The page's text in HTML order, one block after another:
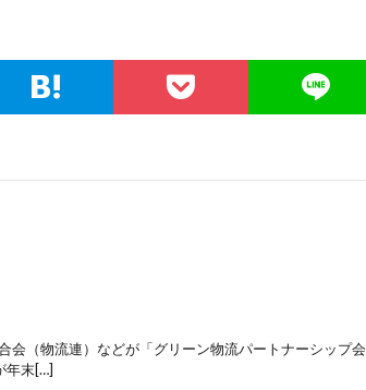
（物流連）などが「グリーン物流パートナーシップ会
年末[…]